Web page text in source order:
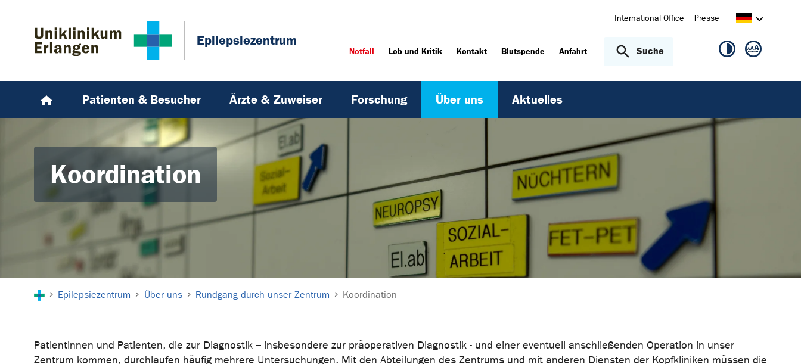
Epilepsiezentrum
International Office Presse
Notfall Lob und Kritik Kontakt Blutspende Anfahrt Suche
Patienten & Besucher Ärzte & Zuweiser Forschung Über uns Aktuelles
Koordination
Epilepsiezentrum Über uns Rundgang durch unser Zentrum Koordination
Patientinnen und Patienten, die zur Diagnostik – insbesondere zur präoperativen Diagnostik - und einer eventuell anschließenden Operation in unser
Zentrum kommen, durchlaufen häufig mehrere Untersuchungen. Mit den Abteilungen des Zentrums und mit anderen Diensten der Kopfkliniken müssen die